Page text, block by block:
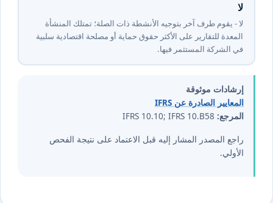
لا
لا - يقوم طرف آخر بتوجيه الأنشطة ذات الصلة؛ تمتلك المنشأة
المعدة للتقارير على الأكثر حقوق حماية أو مصلحة اقتصادية سلبية
في الشركة المستثمر فيها.
إرشادات موثوقة
المعايير الصادرة عن IFRS
المرجع:
راجع المصدر المشار إليه قبل الاعتماد على نتيجة الفحص
الأولي.